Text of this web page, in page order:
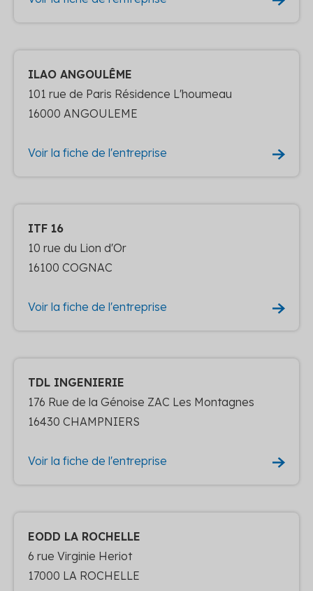
ILAO ANGOULÊME
101 rue de Paris Résidence L'houmeau
16000 ANGOULEME
Voir la fiche de l'entreprise
ITF 16
10 rue du Lion d'Or
16100 COGNAC
Voir la fiche de l'entreprise
TDL INGENIERIE
176 Rue de la Génoise ZAC Les Montagnes
16430 CHAMPNIERS
Voir la fiche de l'entreprise
EODD LA ROCHELLE
6 rue Virginie Heriot
17000 LA ROCHELLE